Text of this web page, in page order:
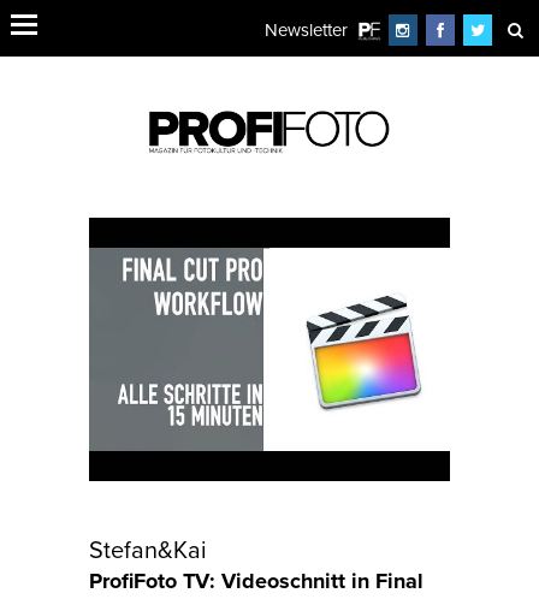
Newsletter
Stefan&Kai
ProfiFoto TV: Videoschnitt in Final